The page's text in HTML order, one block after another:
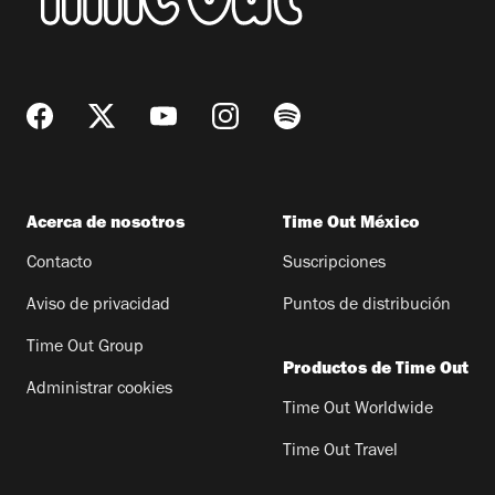
Acerca de nosotros
Contacto
Aviso de privacidad
Time Out Group
Administrar cookies
Time Out México
Suscripciones
Puntos de distribución
Productos de Time Out
Time Out Worldwide
Time Out Travel